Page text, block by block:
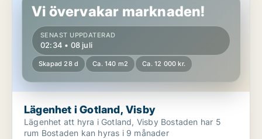
Vi övervakar marknaden!
SENAST UPPDATERAD
02:34 • 08 juli
Skapad 28 d Ca. 140 m2 Ca. 12 000 kr.
Lägenhet i Gotland, Visby
Lägenhet att hyra i Gotland, Visby Bostaden har 5
rum Bostaden kan hyras i 9 månader